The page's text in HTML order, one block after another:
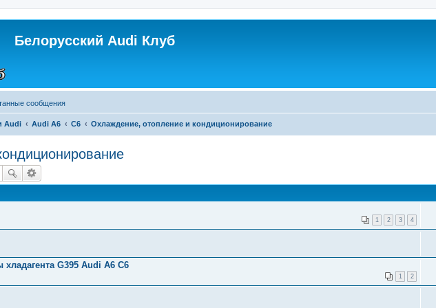
Белорусский Audi Клуб
сообщения
Audi Audi A6 C6 Охлаждение, отопление и кондиционирование
1 2 3 4
G395 Audi A6 C6
1 2